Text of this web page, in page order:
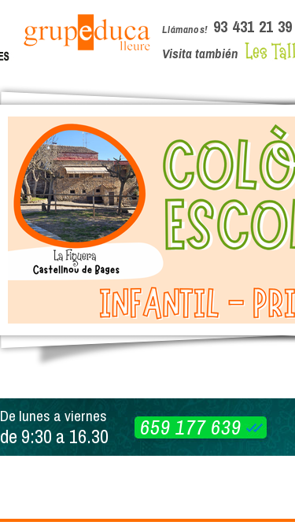
Llámanos! 93 431 21 39
Visita también
De lunes a viernes
de 9:30 a 16.30 659 177 639